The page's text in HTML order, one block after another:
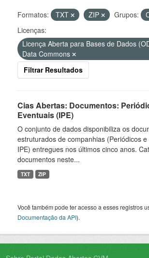
Formatos: TXT ZIP Grupos:
Licenças:
Licença Aberta para Bases de Dados
Data Commons
Filtrar Resultados
Cias Abertas: Documentos:
Eventuais (IPE)
O conjunto de dados disponibiliza os
estruturados de companhias (Periódicos
IPE) entregues nos últimos cinco anos.
documentos neste...
TXT ZIP
Você também pode ter acesso a esses registros
Documentação da API).